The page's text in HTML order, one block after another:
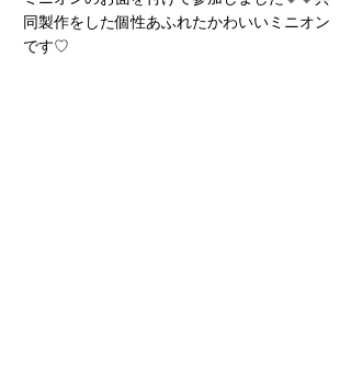
同製作をした個性あふれたかわいいミニオン
です♡